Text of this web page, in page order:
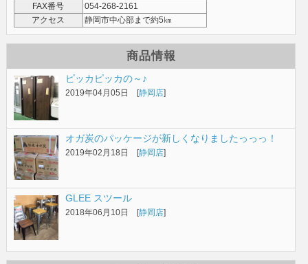
FAX番号
054-268-2161
アクセス
静岡市中心部まで約5㎞
商品情報
ピッカピッカの～♪
2019年04月05日 [静岡店]
オガ炭のパッケージが新しくなりましたっっっ！
2019年02月18日 [静岡店]
GLEE スツール
2018年06月10日 [静岡店]